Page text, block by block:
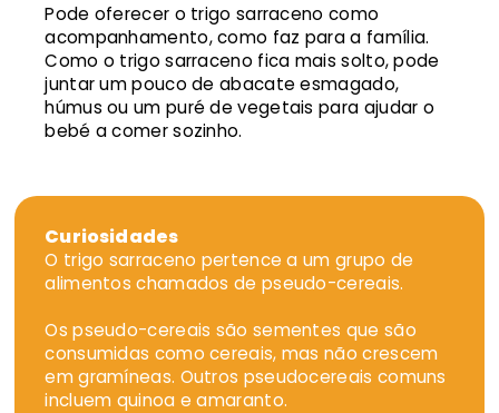
Pode oferecer o trigo sarraceno como
acompanhamento, como faz para a família.
Como o trigo sarraceno fica mais solto, pode
juntar um pouco de abacate esmagado,
húmus ou um puré de vegetais para ajudar o
bebé a comer sozinho.
Curiosidades
O trigo sarraceno pertence a um grupo de
alimentos chamados de pseudo-cereais.
Os pseudo-cereais são sementes que são
consumidas como cereais, mas não crescem
em gramíneas. Outros pseudocereais comuns
incluem quinoa e amaranto.